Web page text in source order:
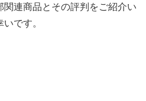
関連商品とその評判をご紹介い
です。